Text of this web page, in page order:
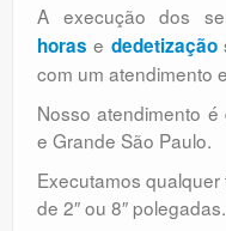
A execução dos
horas e dedetização
com um atendimento
Nosso atendimento
e Grande São Paulo.
Executamos
de 2″ ou 8″ polegadas.